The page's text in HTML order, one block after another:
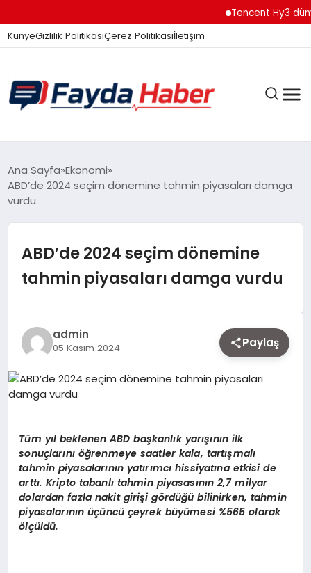
Tencent Hy3 dünya
KünyeGizlilik PolitikasıÇerez Politikasıİletişim
GÜNDEM
TEKNOLOJI
SIYASET
YAŞAM
DÜNYA
Ana Sayfa Ekonomi
ABD’de 2024 seçim dönemine tahmin piyasaları damga
vurdu
ABD’de 2024 seçim dönemine
tahmin piyasaları damga vurdu
admin
05 Kasım 2024 Paylaş
Tüm yıl beklenen ABD başkanlık yarışının ilk
sonuçlarını öğrenmeye saatler kala, tartışmalı
tahmin piyasalarının yatırımcı hissiyatına etkisi de
arttı. Kripto tabanlı tahmin piyasasının 2,7 milyar
dolardan fazla nakit girişi gördüğü bilinirken, tahmin
piyasalarının üçüncü çeyrek büyümesi %565 olarak
ölçüldü.